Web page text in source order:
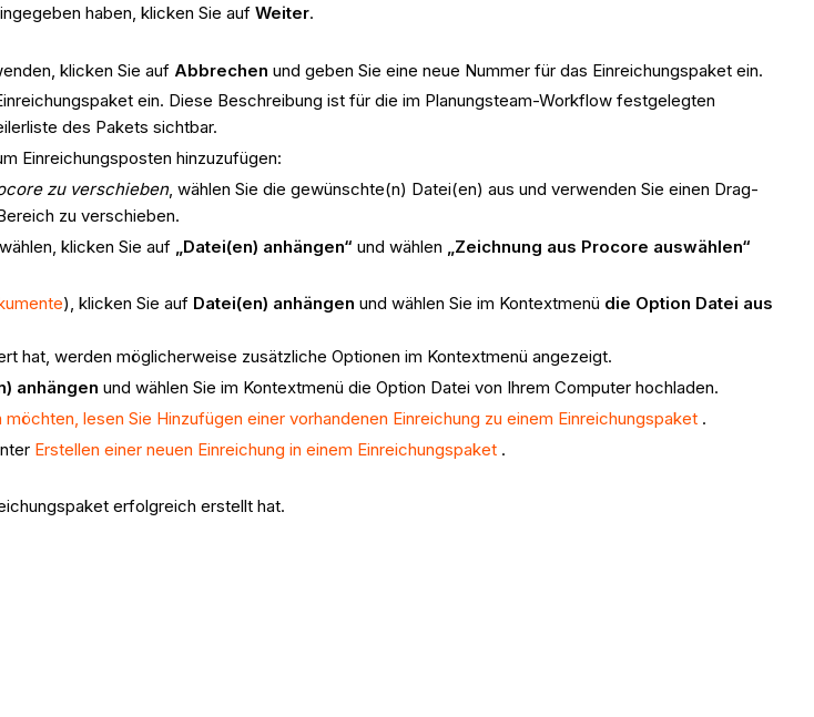
haben, klicken Sie aufWeiter.
klicken Sie auf Abbrechen und geben Sie eine neue Nummer für das Einreichungspaket ein.
ein. Diese Beschreibung ist für die im Planungsteam-Workflow festgelegten
des Pakets sichtbar.
Einreichungsposten hinzuzufügen:
zu verschieben, wählen Sie die gewünschte(n) Datei(en) aus und verwenden Sie einen Drag-
zu verschieben.
klicken Sie auf „Datei(en) anhängen“und wählen „Zeichnung aus Procore auswählen“
), klicken Sie auf Datei(en) anhängen und wählen Sie im Kontextmenü die Option Datei aus
hat, werden möglicherweise zusätzliche Optionen im Kontextmenü angezeigt.
anhängen und wählen Sie im Kontextmenü die Option Datei von Ihrem Computer hochladen.
möchten, lesen Sie Hinzufügen einer vorhandenen Einreichung zu einem Einreichungspaket .
Erstellen einer neuen Einreichung in einem Einreichungspaket .
erfolgreich erstellt hat.